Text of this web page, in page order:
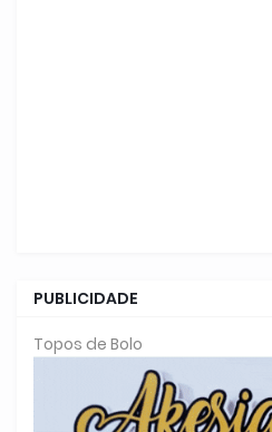
PUBLICIDADE
Topos de Bolo